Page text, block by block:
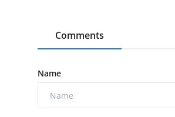
Comments
Name